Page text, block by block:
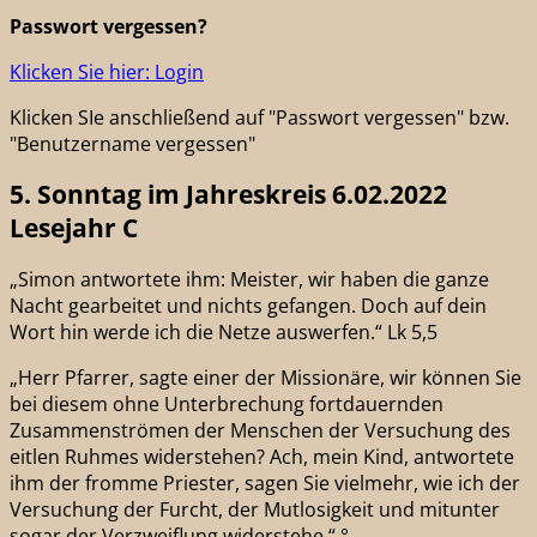
Passwort vergessen?
Klicken Sie hier: Login
Klicken SIe anschließend auf "Passwort vergessen" bzw.
"Benutzername vergessen"
5. Sonntag im Jahreskreis 6.02.2022
Lesejahr C
„Simon antwortete ihm: Meister, wir haben die ganze
Nacht gearbeitet und nichts gefangen. Doch auf dein
Wort hin werde ich die Netze auswerfen.“ Lk 5,5
„Herr Pfarrer, sagte einer der Missionäre, wir können Sie
bei diesem ohne Unterbrechung fortdauernden
Zusammenströmen der Menschen der Versuchung des
eitlen Ruhmes widerstehen? Ach, mein Kind, antwortete
ihm der fromme Priester, sagen Sie vielmehr, wie ich der
Versuchung der Furcht, der Mutlosigkeit und mitunter